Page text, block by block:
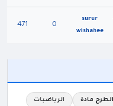
surur
wishahee
0
471
الطرح مادة الرياضيات